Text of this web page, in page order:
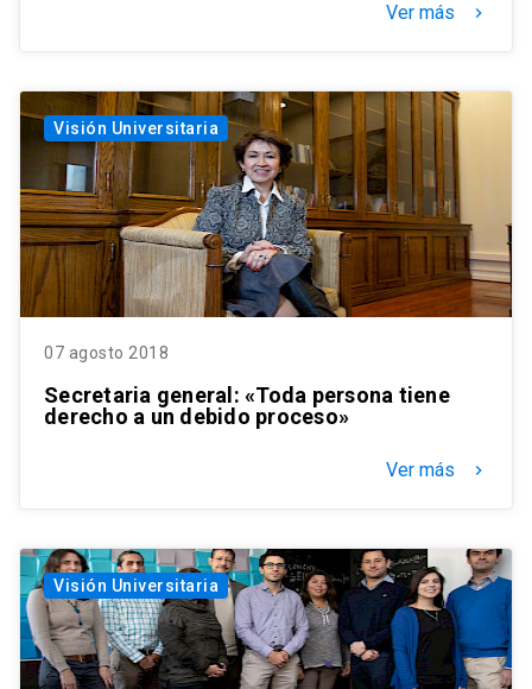
Ver más keyboard_arrow_right
Visión Universitaria
07 agosto 2018
Secretaria general: «Toda persona tiene
derecho a un debido proceso»
Ver más keyboard_arrow_right
Visión Universitaria